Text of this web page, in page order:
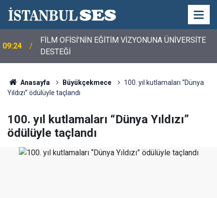
09:24
FİLM OFİSİ'NİN EĞİTİM VİZYONUNA ÜNİVERSİTE
DESTEĞİ
Anasayfa Büyükçekmece
100. yıl kutlamaları “Dünya
Yıldızı” ödülüyle taçlandı
100. yıl kutlamaları “Dünya Yıldızı”
ödülüyle taçlandı